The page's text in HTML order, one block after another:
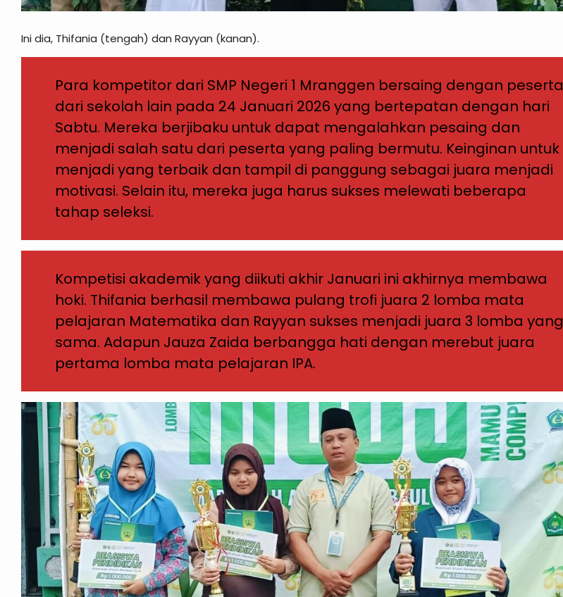
Ini dia, Thifania (tengah) dan Rayyan (kanan).
Para kompetitor dari SMP Negeri 1 Mranggen bersaing dengan peserta
dari sekolah lain pada 24 Januari 2026 yang bertepatan dengan hari
Sabtu. Mereka berjibaku untuk dapat mengalahkan pesaing dan
menjadi salah satu dari peserta yang paling bermutu. Keinginan untuk
menjadi yang terbaik dan tampil di panggung sebagai juara menjadi
motivasi. Selain itu, mereka juga harus sukses melewati beberapa
tahap seleksi.
Kompetisi akademik yang diikuti akhir Januari ini akhirnya membawa
hoki. Thifania berhasil membawa pulang trofi juara 2 lomba mata
pelajaran Matematika dan Rayyan sukses menjadi juara 3 lomba yang
sama. Adapun Jauza Zaida berbangga hati dengan merebut juara
pertama lomba mata pelajaran IPA.